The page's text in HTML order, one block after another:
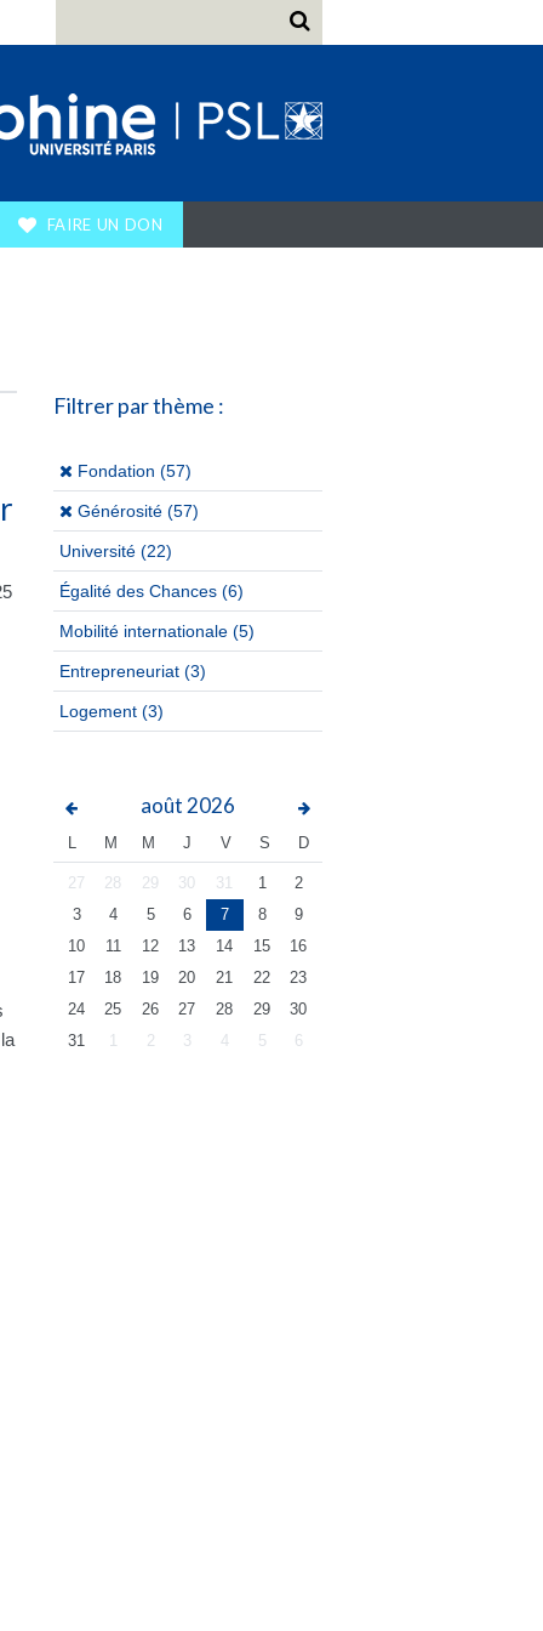
FAIRE UN DON
Filtrer par thème :
(x)Fondation (57)
(x)
Générosité (57)
Université(22)
Égalité des Chances(6)
Mobilité internationale(5)
Entrepreneuriat(3)
Logement(3)
août 2026
L M M J V S D
27 28 29 30 31 1
2
3
4 5 6 7 8
9
10
11 12 13 14 15
16
17
18 19 20 21 22
23
24
25 26 27 28 29
30
31
1 2 3 4 5 6